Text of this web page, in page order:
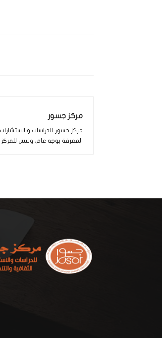
مركز جسور
مركز جسور للدراسات
المعرفة بوجه عام، وليس